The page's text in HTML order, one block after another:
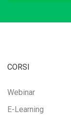
CORSI
Webinar
E-Learning